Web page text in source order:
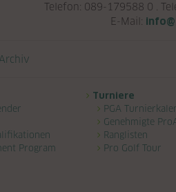
Telefon: 089-179588 0 .
E-Mail:
Program
Turniere
PGA
Genehmigte
Ranglisten
Pro Golf Tour